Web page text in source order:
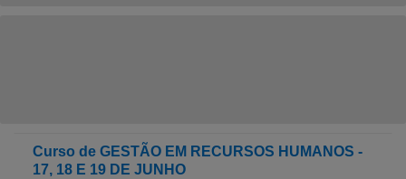
Curso de GESTÃO EM RECURSOS HUMANOS -
17, 18 E 19 DE JUNHO